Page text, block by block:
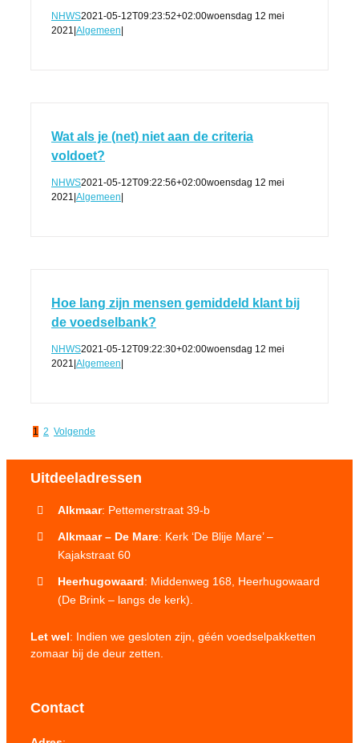
NHWS2021-05-12T09:23:52+02:00woensdag 12 mei
2021 Algemeen
Wat als je (net) niet aan de criteria
voldoet?
NHWS2021-05-12T09:22:56+02:00woensdag 12 mei
2021 Algemeen
Hoe lang zijn mensen gemiddeld klant bij
de voedselbank?
NHWS2021-05-12T09:22:30+02:00woensdag 12 mei
2021 Algemeen
1 2 Volgende
Uitdeeladressen
Alkmaar: Pettemerstraat 39-b
Alkmaar – De Mare: Kerk ‘De Blije Mare’ –
Kajakstraat 60
Heerhugowaard: Middenweg 168, Heerhugowaard
(De Brink – langs de kerk).
Let wel: Indien we gesloten zijn, géén voedselpakketten
zomaar bij de deur zetten.
Contact